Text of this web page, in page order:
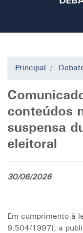
Principal
conteúdos
suspensa
eleitoral
30/06/2026
Em cumprimento à
9.504/1997), a